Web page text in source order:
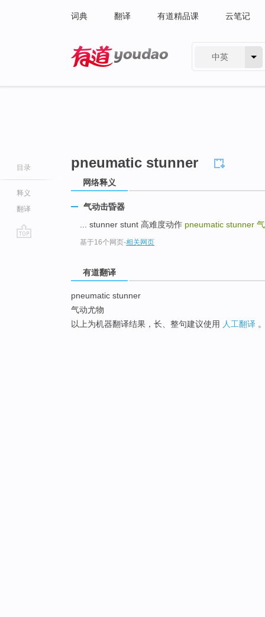
词典 翻译 有道精品课 云笔记
中英
目录
释义
翻译
pneumatic stunner
网络释义
气动击昏器
... stunner stunt 高难度动作 pneumatic stunner
基于16个网页-相关网页
有道翻译
pneumatic stunner
气动尤物
以上为机器翻译结果，长、整句建议使用 人工翻译